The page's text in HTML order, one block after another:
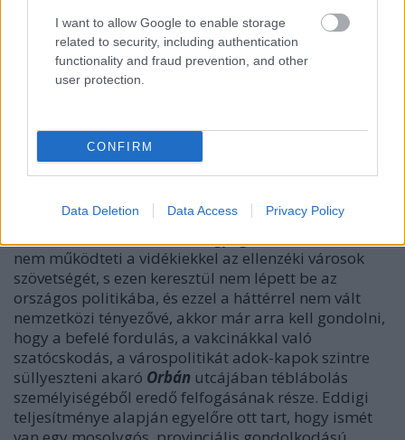
I want to allow Google to enable storage
related to security, including authentication
functionality and fraud prevention, and other
user protection.
CONFIRM
Data Deletion Data Access Privacy Policy
A politikában természetesen nincs olyan hogy
végleg, meg hogy sohasem. De ahhoz kétség nem fér,
hogy a budapestieknek kedvező oltási indítvány
csak él. Aki valaha is az egész országot akarja
képviselni, az nem emelheti ki a fővárost az attól
távolabb elők, az egyébként is sok hátrányt
elszenvedők rovására!
nem működteti a vidékiekkel az ellenzéki városok
szövetségét, s ezen keresztül nem lépett be az
országos politikába, és ezzel a háttérrel nem vált
nemzetközi tényezővé, akkor már arra kell gondolni,
hogy a befelé fordulás, a vakcinákkal való
szatócskodás, a várospolitikát adok-kapok szintre
süllyeszteni akaró Orbán utcájában téblábolás
személyiségéből eredő felfogásának része. Eddigi
teljesítménye alapján egyelőre ott tart, hogy ismét